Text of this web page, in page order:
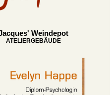
Weindepot
ATELIERGEBÄUDE